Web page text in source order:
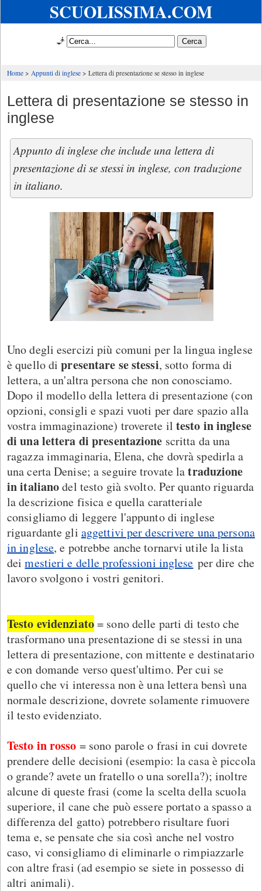
SCUOLISSIMA.COM
🧞
Home Appunti di inglese Lettera di presentazione se stesso in inglese
Lettera di presentazione se stesso in
inglese
Appunto di inglese che include una lettera di
presentazione di se stessi in inglese, con traduzione
in italiano.
Uno degli esercizi più comuni per la lingua inglese
è quello dipresentare se stessi, sotto forma di
lettera, a un'altra persona che non conosciamo.
Dopo il modello della lettera di presentazione (con
opzioni, consigli e spazi vuoti per dare spazio alla
vostra immaginazione) troverete il testo in inglese
di una lettera di presentazione scritta da una
ragazza immaginaria, Elena, che dovrà spedirla a
una certa Denise; a seguire trovate latraduzione
in italianodel testo già svolto. Per quanto riguarda
la descrizione fisica e quella caratteriale
consigliamo di leggere l'appunto di inglese
riguardante gli aggettivi per descrivere una persona
in inglese, e potrebbe anche tornarvi utile la lista
deimestieri e delle professioni inglese per dire che
lavoro svolgono i vostri genitori.
Testo evidenziato= sono delle parti di testo che
trasformano una presentazione di se stessi in una
lettera di presentazione, con mittente e destinatario
e con domande verso quest'ultimo. Per cui se
quello che vi interessa non è una lettera bensì una
normale descrizione, dovrete solamente rimuovere
il testo evidenziato.
Testo in rosso = sono parole o frasi in cui dovrete
prendere delle decisioni (esempio: la casa è piccola
o grande? avete un fratello o una sorella?); inoltre
alcune di queste frasi (come la scelta della scuola
superiore, il cane che può essere portato a spasso a
differenza del gatto) potrebbero risultare fuori
tema e, se pensate che sia così anche nel vostro
caso, vi consigliamo di eliminarle o rimpiazzarle
con altre frasi (ad esempio se siete in possesso di
altri animali).